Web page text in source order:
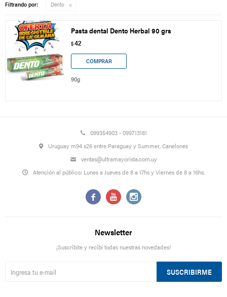
Filtrando por: Dento
Pasta dental Dento Herbal 90 grs
$42
90g
099354903 - 099713181
Uruguay m94 s26 entre Paraguay y Summer, Canelones
ventas@ultramayorista.com.uy
Atención al público: Lunes a Jueves de 8 a 17hs y Viernes de 8 a 16hs.
  
Newsletter
¡Suscribite y recibí todas nuestras novedades!
SUSCRIBIRME